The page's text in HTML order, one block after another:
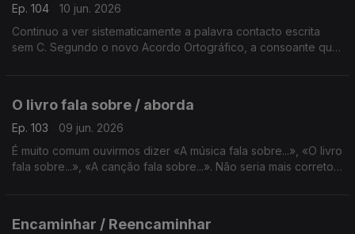
Ep. 104
10 jun. 2026
Continuo a ver sistematicamente a palavra contacto escrita
sem C. Segundo o novo Acordo Ortográfico, a consoante que
O livro fala sobre / aborda
Ep. 103
09 jun. 2026
É muito comum ouvirmos dizer «A música fala sobre...», «O livro
fala sobre...», «A canção fala sobre...». Não seria mais correto
Encaminhar / Reencaminhar